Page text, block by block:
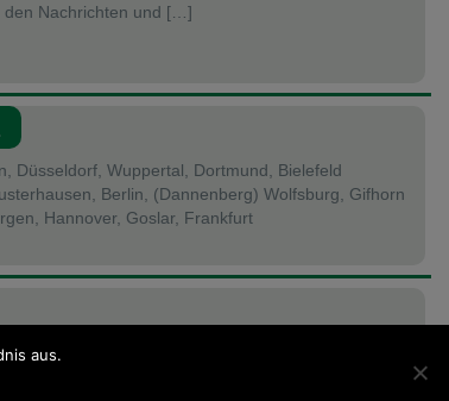
den Nachrichten und […]
Düsseldorf, Wuppertal, Dortmund, Bielefeld
Berlin, (Dannenberg) Wolfsburg, Gifhorn
Hannover, Goslar, Frankfurt
und die Fässer geputzt. Die Füllung Ende April ist
So wartet […]
aus.